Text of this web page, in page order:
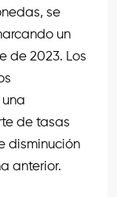
se
un
de 2023. Los
de tasas
disminución
anterior.